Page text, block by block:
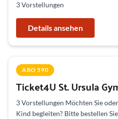
3 Vorstellungen
Details ansehen
ABO 590
Ticket4U St. Ursula
3 Vorstellungen Möchten Sie
Kind begleiten? Bitte bestellen